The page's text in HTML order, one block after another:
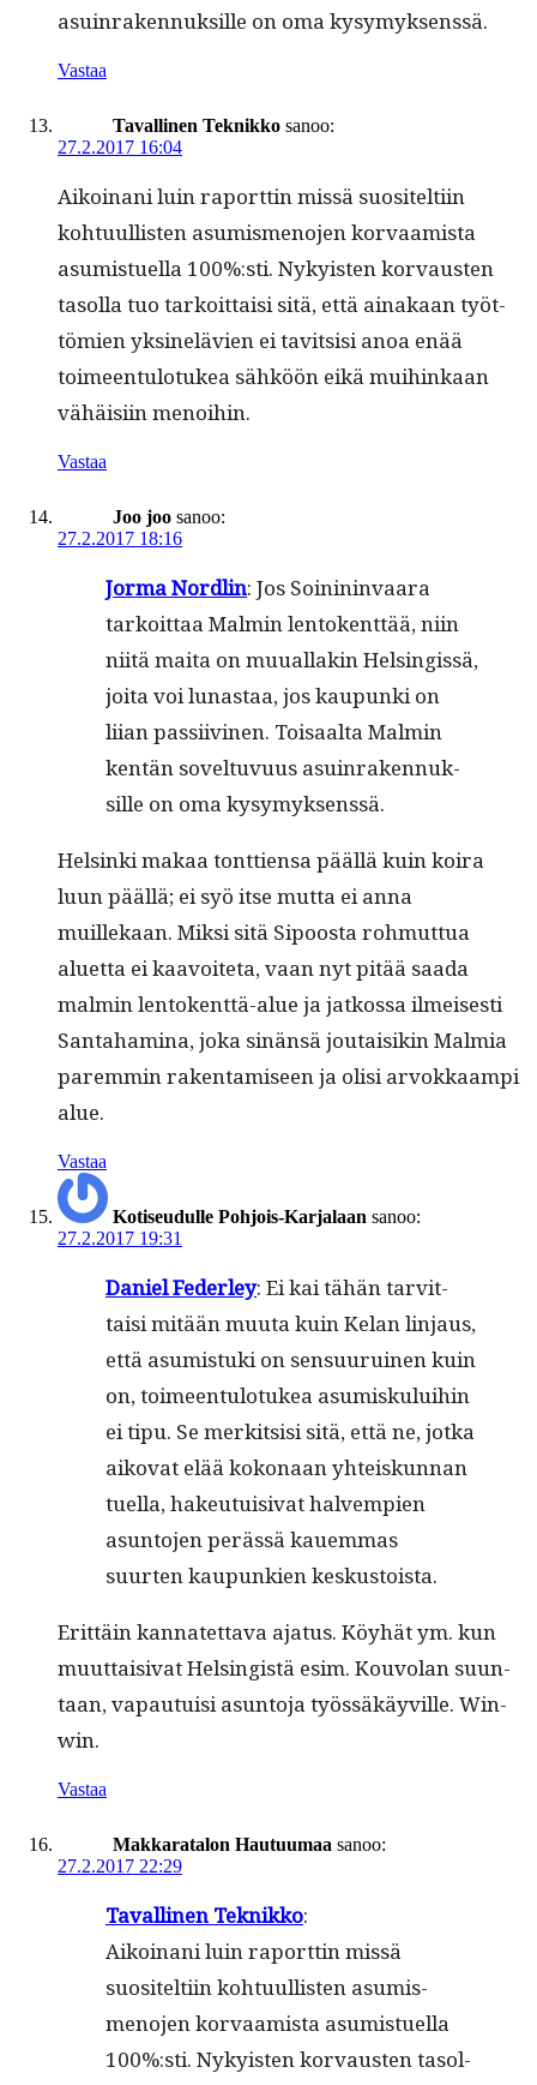
asuin­raken­nuk­sille on oma kysymyksenssä.
Vastaa
Tavallinen Teknikko sanoo:
27.2.2017 16:04
Aikoinani luin raport­tin mis­sä suositelti­in
kohtu­ullis­ten asum­is­meno­jen kor­vaamista
asum­istuel­la 100%:sti. Nyky­is­ten kor­vausten
tasol­la tuo tarkoit­taisi sitä, että ainakaan työt­
tömien yksinelävien ei tavit­sisi anoa enää
toimeen­tu­lo­tukea sähköön eikä mui­hinkaan
vähäisi­in menoihin.
Vastaa
Joo joo sanoo:
27.2.2017 18:16
Jor­ma Nordlin: Jos Soinin­in­vaara
tarkoit­taa Malmin lento­kent­tää, niin
niitä mai­ta on muual­lakin Helsingis­sä,
joi­ta voi lunas­taa, jos kaupun­ki on
liian pas­si­ivi­nen. Toisaal­ta Malmin
ken­tän sovel­tuvu­us asuin­raken­nuk­
sille on oma kysymyksenssä.
Helsin­ki makaa tont­tien­sa pääl­lä kuin koira
luun pääl­lä; ei syö itse mut­ta ei anna
muillekaan. Mik­si sitä Sipoos­ta rohmut­tua
aluet­ta ei kaavoite­ta, vaan nyt pitää saa­da
malmin lento­kent­tä-alue ja jatkos­sa ilmeis­es­ti
San­ta­ham­i­na, joka sinän­sä joutaisikin Malmia
parem­min rak­en­tamiseen ja olisi arvokkaampi
alue.
Vastaa
Kotiseudulle Pohjois-Karjalaan sanoo:
27.2.2017 19:31
Daniel Fed­er­ley: Ei kai tähän tarvit­
taisi mitään muu­ta kuin Kelan lin­jaus,
että asum­is­tu­ki on sen­su­u­ru­inen kuin
on, toimeen­tu­lo­tukea asumisku­lui­hin
ei tipu. Se merk­it­sisi sitä, että ne, jot­ka
aiko­vat elää kokon­aan yhteiskun­nan
tuel­la, hakeu­tu­isi­vat halvem­pi­en
asun­to­jen perässä kauem­mas
suurten kaupunkien keskustoista.
Erit­täin kan­natet­ta­va aja­tus. Köy­hät ym. kun
muut­taisi­vat Helsingistä esim. Kou­volan suun­
taan, vapau­tu­isi asun­to­ja työssäkäyville. Win-
win.
Vastaa
Makkaratalon Hautuumaa sanoo:
27.2.2017 22:29
Tavalli­nen Teknikko:
Aikoinani luin raport­tin mis­sä
suositelti­in kohtu­ullis­ten asum­is­
meno­jen kor­vaamista asum­istuel­la
100%:sti. Nyky­is­ten kor­vausten tasol­